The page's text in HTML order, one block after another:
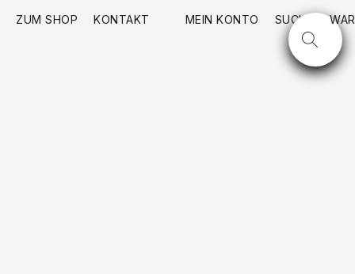
ZUM SHOP KONTAKT MEIN KONTO SUCHE